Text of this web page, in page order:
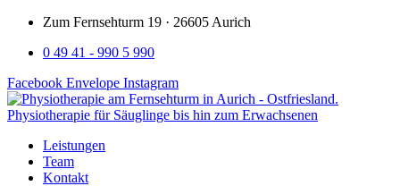
Zum Fernsehturm 19 · 26605 Aurich
0 49 41 - 990 5 990
Facebook Envelope Instagram
Leistungen
Team
Kontakt